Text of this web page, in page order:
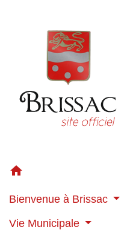
home
Bienvenue à Brissac
Vie Municipale